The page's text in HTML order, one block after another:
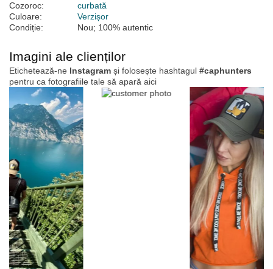
Cozoroc:
curbată
Culoare:
Verzișor
Condiție:
Nou; 100% autentic
Imagini ale clienților
Etichetează-ne Instagram și folosește hashtagul #caphunters
pentru ca fotografiile tale să apară aici